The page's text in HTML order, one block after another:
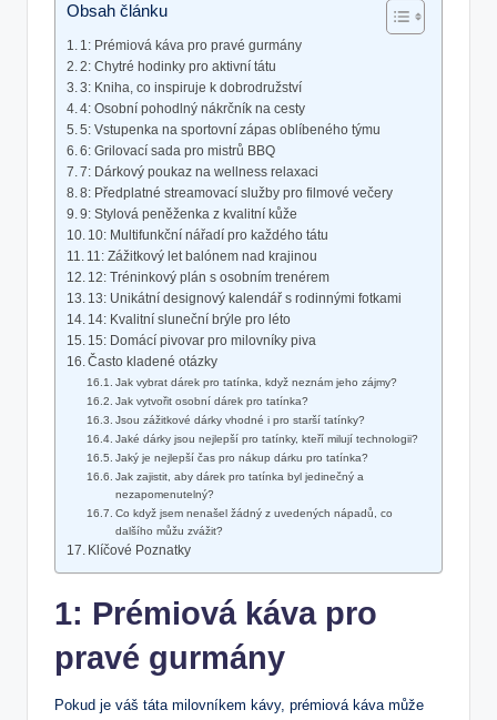
Obsah článku
1: Prémiová káva⁢ pro pravé gurmány
2:⁣ Chytré hodinky⁢ pro ‌aktivní tátu
3: Kniha, co⁣ inspiruje k dobrodružství
4: Osobní pohodlný nákrčník na cesty
5: Vstupenka na ‍sportovní zápas oblíbeného týmu
6: Grilovací sada pro mistrů BBQ
7: Dárkový poukaz na‌ wellness relaxaci
8: Předplatné streamovací služby pro filmové ⁣večery
9: Stylová peněženka ‌z kvalitní kůže
10: ​Multifunkční ⁢nářadí​ pro‍ každého tátu
11:⁢ Zážitkový let balónem ​nad krajinou
12: Tréninkový⁣ plán⁤ s ‍osobním⁤ trenérem
13: Unikátní designový kalendář s rodinnými⁣ fotkami
14: Kvalitní sluneční brýle pro⁢ léto
15: Domácí pivovar ⁤pro milovníky piva
Často kladené otázky
Jak ‍vybrat ⁣dárek pro tatínka, když neznám ​jeho zájmy?
Jak vytvořit osobní dárek pro ⁤tatínka?
Jsou zážitkové dárky ‌vhodné⁢ i pro starší‍ tatínky?
Jaké dárky‌ jsou nejlepší ⁤pro tatínky, ​kteří milují technologii?
Jaký je nejlepší čas pro nákup dárku pro tatínka?
Jak ‍zajistit, aby dárek pro tatínka‍ byl jedinečný a
nezapomenutelný?
Co když ⁣jsem​ nenašel žádný z uvedených nápadů, co
dalšího můžu zvážit?
Klíčové‌ Poznatky
1: Prémiová káva⁢ pro
pravé gurmány
Pokud je váš⁢ táta milovníkem ⁤kávy, prémiová káva ⁤může